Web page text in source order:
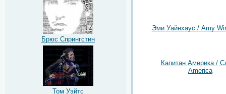
Брюс Спрингстин
Том Уэйтс
Эми Уайнхаус / Amy
Капитан Америка /
America